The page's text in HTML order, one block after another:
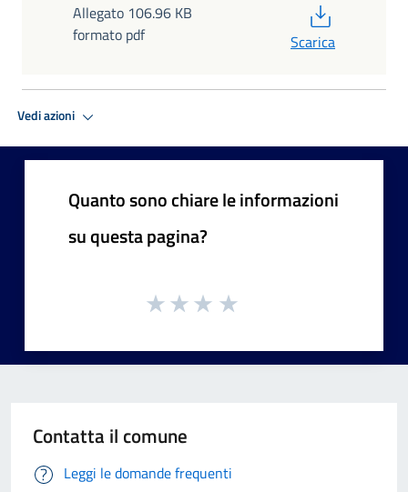
Allegato 106.96 KB
formato pdf
Scarica
Vedi azioni
Quanto sono chiare le informazioni
su questa pagina?
Contatta il comune
Leggi le domande frequenti